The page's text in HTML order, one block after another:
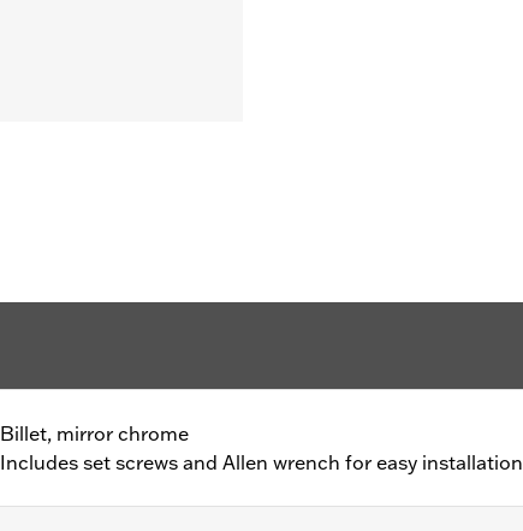
Billet, mirror chrome
Includes set screws and Allen wrench for easy installation